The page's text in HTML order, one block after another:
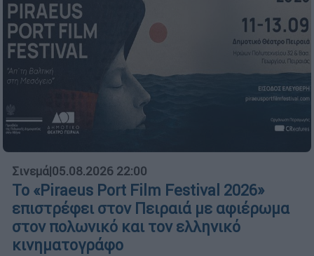
Σινεμά|05.08.2026 22:00
Το «Piraeus Port Film Festival 2026»
επιστρέφει στον Πειραιά με αφιέρωμα
στον πολωνικό και τον ελληνικό
κινηματογράφο